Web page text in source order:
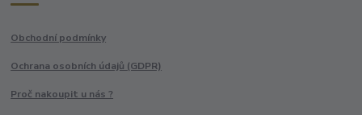
Obchodní podmínky
Ochrana osobních údajů (GDPR)
Proč nakoupit u nás ?